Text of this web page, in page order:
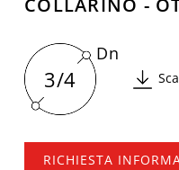
COLLARINO -
3/4
Dn
RICHIESTA